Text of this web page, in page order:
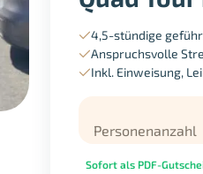
4,5-stündige
Anspruchsvolle
Inkl. Einweisung,
Personenanzahl
Sofort als PDF-